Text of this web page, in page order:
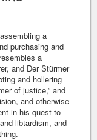
a
purchasing and
a
and Der Stürmer
and hollering
of justice,” and
and otherwise
in his quest to
libtardism, and